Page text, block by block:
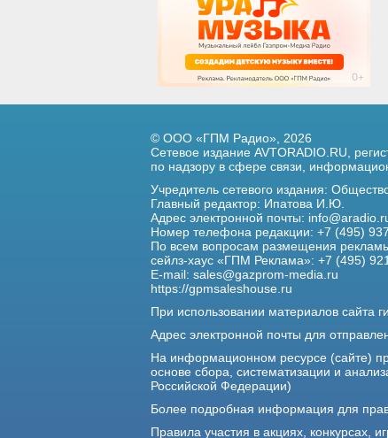
© ООО «ГПМ Радио», 2026
Сетевое издание AVTORADIO.RU,
по надзору в сфере связи,
Учредитель сетевого издания:
Главный редактор: Ипатова И.Ю.
Адрес электронной почты:
Номер телефона редакции: +7 (495)
По всем вопросам размещения
сейлз-хаус «ГПМ Реклама»: +7 (495)
E-mail: sales@gazprom-media.ru
https://gpmsaleshouse.ru
При использовании материалов сайта
Адрес электронной почты для
На информационном ресурсе (сайте)
основе сбора, систематизации и
Российской Федерации)
Более подробная информация для
Правила участия в акциях, конкурсах,